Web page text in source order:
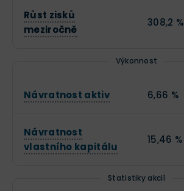
Růst zisků
meziročně
308,2 %
Výkonnost
Návratnost aktiv 6,66 %
Návratnost
vlastního kapitálu
15,46 %
Statistiky akcií